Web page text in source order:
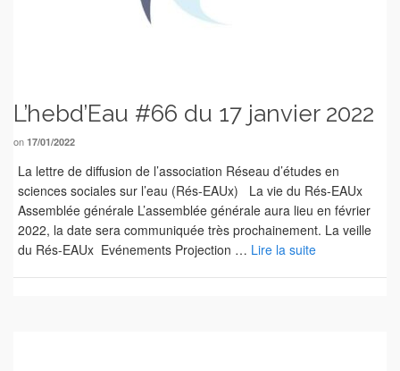
L’hebd’Eau #66 du 17 janvier 2022
on 17/01/2022
La lettre de diffusion de l’association Réseau d’études en
sciences sociales sur l’eau (Rés-EAUx) La vie du Rés-EAUx
Assemblée générale L’assemblée générale aura lieu en février
2022, la date sera communiquée très prochainement. La veille
du Rés-EAUx Evénements Projection … Lire la suite